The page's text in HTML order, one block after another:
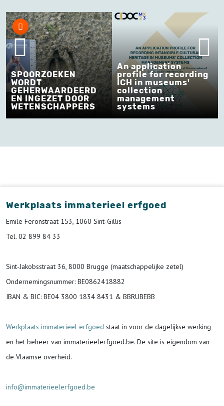
SPOORZOEKEN
WORDT
GEHERWAARDEERD
EN INGEZET DOOR
WETENSCHAPPERS
An application
profile for recording
ICH in museums'
collection
management
systems
Werkplaats immaterieel erfgoed
Emile Feronstraat 153, 1060 Sint-Gillis
Tel. 02 899 84 33
Sint-Jakobsstraat 36, 8000 Brugge (maatschappelijke zetel)
Ondernemingsnummer: BE0862418882
IBAN & BIC: BE04 3800 1834 8431 & BBRUBEBB
Werkplaats immaterieel erfgoed staat in voor de dagelijkse werking
en het beheer van immaterieelerfgoed.be. De site is eigendom van
de Vlaamse overheid.
info@immaterieelerfgoed.be